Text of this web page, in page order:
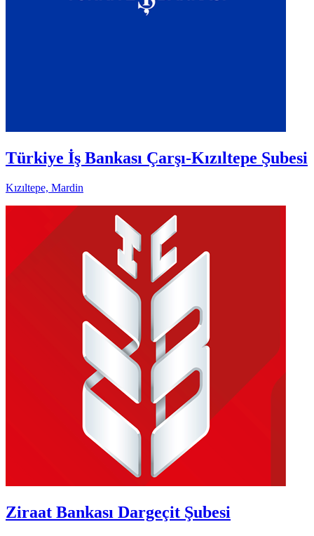
Türkiye İş Bankası Çarşı-Kızıltepe Şubesi
Kızıltepe, Mardin
Ziraat Bankası Dargeçit Şubesi